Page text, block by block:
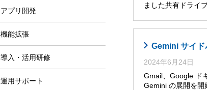
アプリ開発
機能拡張
導入・活用研修
運用サポート
ました共有ドライ
Gemini サイ
2024年6月24日
Gmail、Google ド
Gemini の展開を